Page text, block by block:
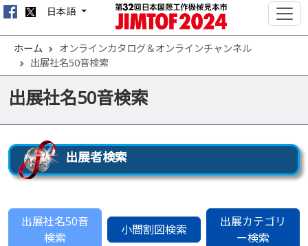
日本語
ホーム
オンラインカタログ＆オンラインチャンネル
出展社名50音検索
出展社名50音検索
出展者検索
出展社名50音
検索
小間割図検索
出展カテゴリ
ー検索